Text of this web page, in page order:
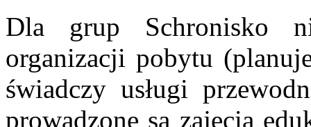
Dla grup Schronisko
organizacji pobytu
świadczy usługi
prowadzone są zajęcia